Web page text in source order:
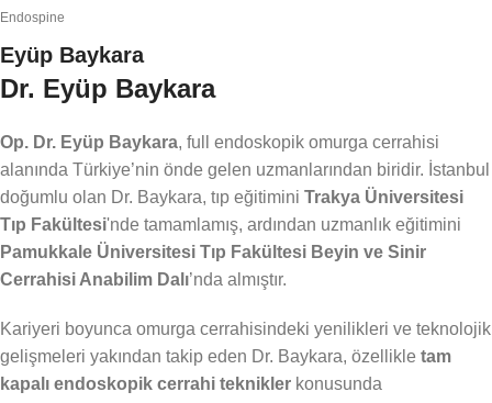
Endospine
Eyüp Baykara
Dr. Eyüp Baykara
Op. Dr. Eyüp Baykara, full endoskopik omurga cerrahisi
alanında Türkiye’nin önde gelen uzmanlarından biridir. İstanbul
doğumlu olan Dr. Baykara, tıp eğitimini Trakya Üniversitesi
Tıp Fakültesi'nde tamamlamış, ardından uzmanlık eğitimini
Pamukkale Üniversitesi Tıp Fakültesi Beyin ve Sinir
Cerrahisi Anabilim Dalı’nda almıştır.
Kariyeri boyunca omurga cerrahisindeki yenilikleri ve teknolojik
gelişmeleri yakından takip eden Dr. Baykara, özellikle tam
kapalı endoskopik cerrahi teknikler konusunda